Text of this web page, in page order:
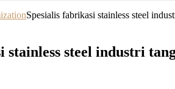
Spesialis fabrikasi stainless steel
stainless steel industri